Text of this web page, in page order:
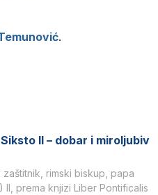
.
II – dobar i miroljubiv
zaštitnik, rimski biskup, papa
II, prema knjizi Liber Pontificalis